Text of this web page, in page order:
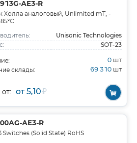
AE3-R
Холла аналоговый, Unlimited mT, -
Unisonic Technologies
SOT-23
0 шт
склады: 69 310 шт
от 5,10₽
AE3-R
Switches (Solid State) RoHS